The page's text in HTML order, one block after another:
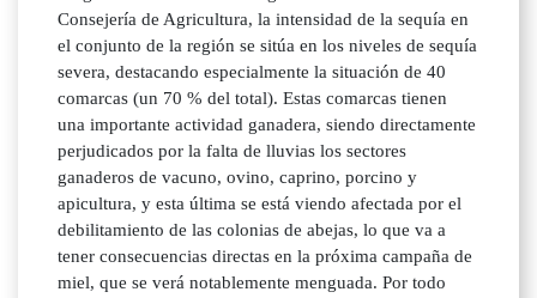
Consejería de Agricultura, la intensidad de la sequía en
el conjunto de la región se sitúa en los niveles de sequía
severa, destacando especialmente la situación de 40
comarcas (un 70 % del total). Estas comarcas tienen
una importante actividad ganadera, siendo directamente
perjudicados por la falta de lluvias los sectores
ganaderos de vacuno, ovino, caprino, porcino y
apicultura, y esta última se está viendo afectada por el
debilitamiento de las colonias de abejas, lo que va a
tener consecuencias directas en la próxima campaña de
miel, que se verá notablemente menguada. Por todo